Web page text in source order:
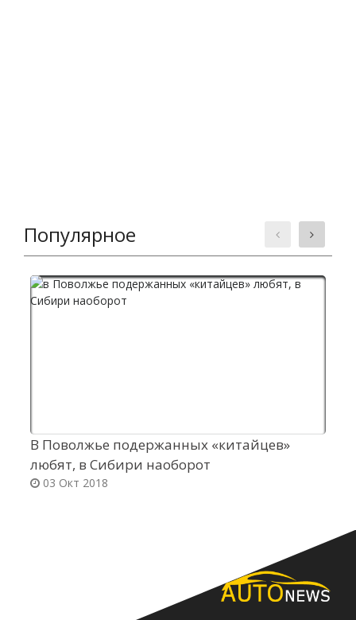
Популярное
В Поволжье подержанных «китайцев»
любят, в Сибири наоборот
03 Окт 2018